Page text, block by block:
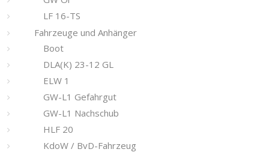
LF 16-TS
Fahrzeuge und Anhänger
Boot
DLA(K) 23-12 GL
ELW 1
GW-L1 Gefahrgut
GW-L1 Nachschub
HLF 20
KdoW / BvD-Fahrzeug